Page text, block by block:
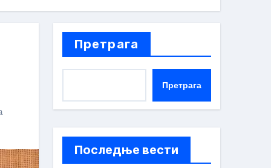
Претрага
Претрага
Последње вести